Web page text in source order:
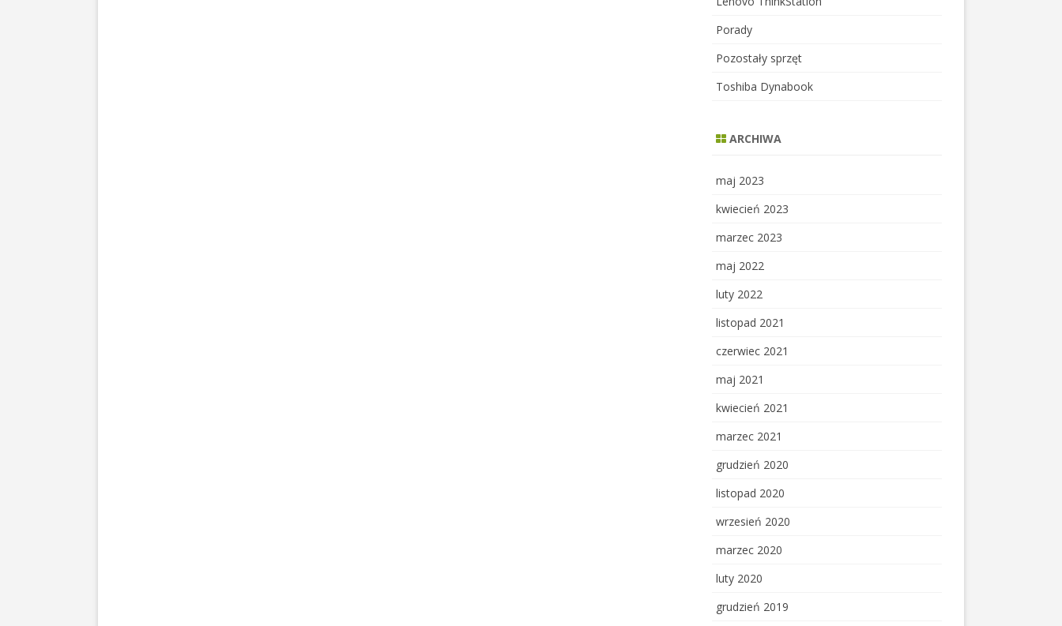
Porady
Pozostały sprzęt
Toshiba Dynabook
ARCHIWA
maj 2023
kwiecień 2023
marzec 2023
maj 2022
luty 2022
listopad 2021
czerwiec 2021
maj 2021
kwiecień 2021
marzec 2021
grudzień 2020
listopad 2020
wrzesień 2020
marzec 2020
luty 2020
grudzień 2019